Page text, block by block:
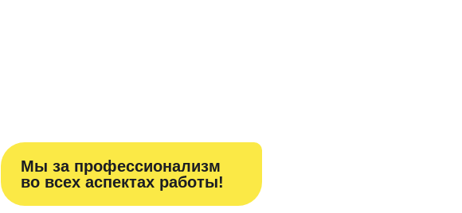
Мы за профессионализм
во всех аспектах работы!